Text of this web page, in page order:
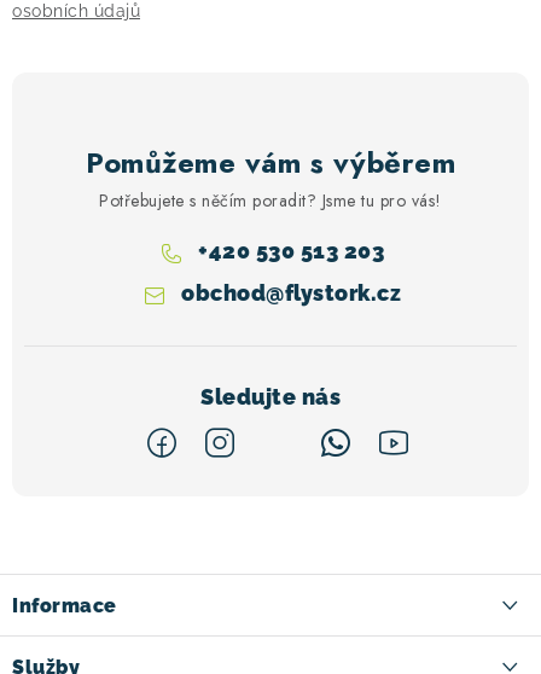
osobních údajů
Pomůžeme vám s výběrem
Potřebujete s něčím poradit? Jsme tu pro vás!
obchod@flystork.cz
+420 530 513 203
p
a
t
Informace
Služby